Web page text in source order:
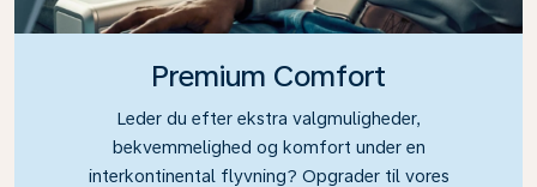
Premium Comfort
Leder du efter ekstra valgmuligheder,
bekvemmelighed og komfort under en
interkontinental flyvning? Opgrader til vores